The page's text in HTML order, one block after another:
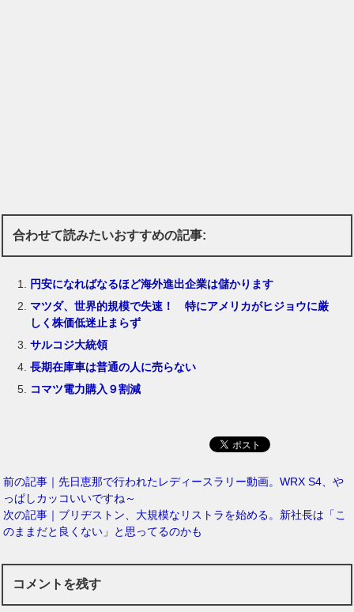
合わせて読みたいおすすめの記事:
円安になればなるほど海外進出企業は儲かります
マツダ、世界的規模で失速！ 特にアメリカがヒジョウに厳
しく株価低迷止まらず
サルコジ大統領
長期在庫車は普通の人に売らない
コマツ電力購入９割減
前の記事｜先日恵那で行われたレディースラリー動画。WRX S4、や
っぱしカッコいいですね～
次の記事｜ブリヂストン、大規模なリストラを始める。新社長は「こ
のままだと良くない」と思ってるのかも
コメントを残す